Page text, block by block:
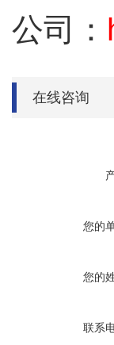
公司：
在线咨询
您的
您的
联系